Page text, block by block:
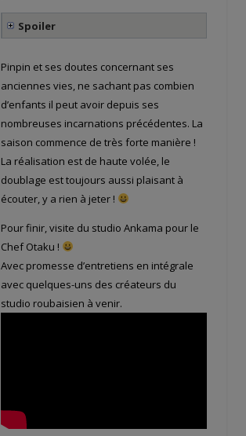
Spoiler
Pinpin et ses doutes concernant ses
anciennes vies, ne sachant pas combien
d’enfants il peut avoir depuis ses
nombreuses incarnations précédentes. La
saison commence de très forte manière !
La réalisation est de haute volée, le
doublage est toujours aussi plaisant à
écouter, y a rien à jeter !
Pour finir, visite du studio Ankama pour le
Chef Otaku !
Avec promesse d’entretiens en intégrale
avec quelques-uns des créateurs du
studio roubaisien à venir.